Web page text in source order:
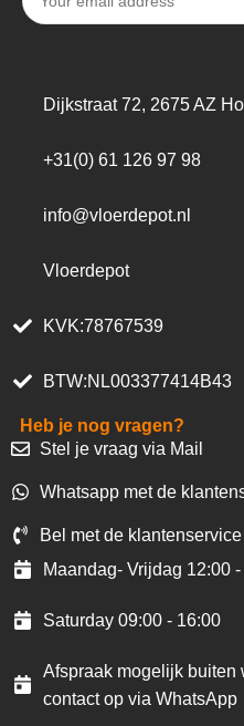
Dijkstraat 72, 2675 AZ
+31(0) 61 126 97 98
info@vloerdepot.nl
Vloerdepot
KVK:78767539
BTW:NL003377414B43
Heb je nog vragen?
Stel je vraag via Mail
Whatsapp met de
Bel met de klantenservice
Maandag- Vrijdag 12:00
Saturday 09:00 - 16:00
Afspraak mogelijk buiten
contact op via WhatsApp